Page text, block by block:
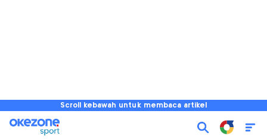
Scroll kebawah untuk membaca artikel